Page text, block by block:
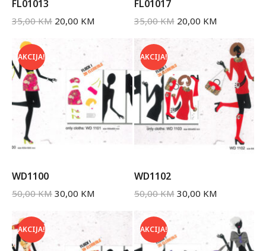
FL01013
35,00KM 20,00 KM
FL01017
35,00KM 20,00 KM
AKCIJA!
WD1100
50,00KM 30,00 KM
AKCIJA!
WD1102
50,00KM 30,00 KM
AKCIJA! AKCIJA!